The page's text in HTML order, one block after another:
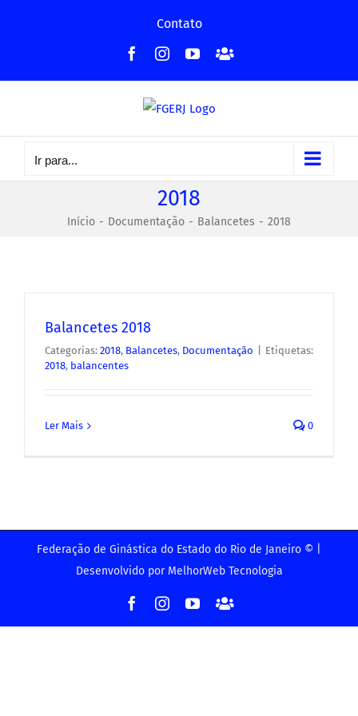
conteúdo
Contato
FacebookInstagram
YouTubeFacebook
Grupo
Ir para...
2018
Início Documentação Balancetes 2018
Balancetes 2018
Categorias: 2018, Balancetes, Documentação
Etiquetas:
2018, balancentes
Ler Mais 0
Federação de Ginástica do Estado do Rio de Janeiro © |
Desenvolvido por MelhorWeb Tecnologia
FacebookInstagram
YouTubeFacebook
Grupo